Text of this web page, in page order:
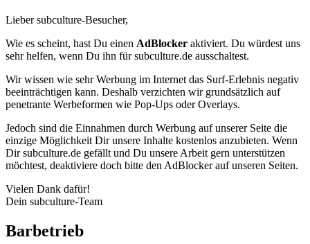
Lieber subculture-Besucher,
Wie es scheint, hast Du einen AdBlocker aktiviert. Du würdest uns
sehr helfen, wenn Du ihn für subculture.de ausschaltest.
Wir wissen wie sehr Werbung im Internet das Surf-Erlebnis negativ
beeinträchtigen kann. Deshalb verzichten wir grundsätzlich auf
penetrante Werbeformen wie Pop-Ups oder Overlays.
Jedoch sind die Einnahmen durch Werbung auf unserer Seite die
einzige Möglichkeit Dir unsere Inhalte kostenlos anzubieten. Wenn
Dir subculture.de gefällt und Du unsere Arbeit gern unterstützen
möchtest, deaktiviere doch bitte den AdBlocker auf unseren Seiten.
Vielen Dank dafür!
Dein subculture-Team
Barbetrieb